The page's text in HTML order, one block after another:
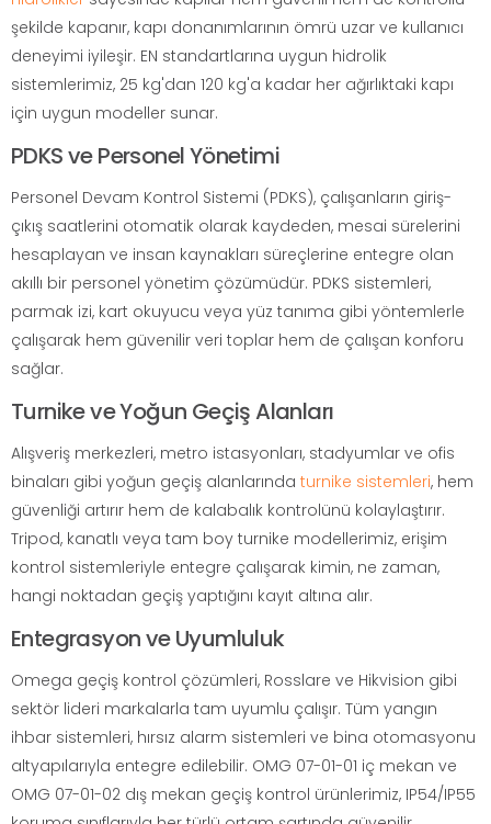
şekilde kapanır, kapı donanımlarının ömrü uzar ve kullanıcı
deneyimi iyileşir. EN standartlarına uygun hidrolik
sistemlerimiz, 25 kg'dan 120 kg'a kadar her ağırlıktaki kapı
için uygun modeller sunar.
PDKS ve Personel Yönetimi
Personel Devam Kontrol Sistemi (PDKS), çalışanların giriş-
çıkış saatlerini otomatik olarak kaydeden, mesai sürelerini
hesaplayan ve insan kaynakları süreçlerine entegre olan
akıllı bir personel yönetim çözümüdür. PDKS sistemleri,
parmak izi, kart okuyucu veya yüz tanıma gibi yöntemlerle
çalışarak hem güvenilir veri toplar hem de çalışan konforu
sağlar.
Turnike ve Yoğun Geçiş Alanları
Alışveriş merkezleri, metro istasyonları, stadyumlar ve ofis
binaları gibi yoğun geçiş alanlarında turnike sistemleri, hem
güvenliği artırır hem de kalabalık kontrolünü kolaylaştırır.
Tripod, kanatlı veya tam boy turnike modellerimiz, erişim
kontrol sistemleriyle entegre çalışarak kimin, ne zaman,
hangi noktadan geçiş yaptığını kayıt altına alır.
Entegrasyon ve Uyumluluk
Omega geçiş kontrol çözümleri, Rosslare ve Hikvision gibi
sektör lideri markalarla tam uyumlu çalışır. Tüm yangın
ihbar sistemleri, hırsız alarm sistemleri ve bina otomasyonu
altyapılarıyla entegre edilebilir. OMG 07-01-01 iç mekan ve
OMG 07-01-02 dış mekan geçiş kontrol ürünlerimiz, IP54/IP55